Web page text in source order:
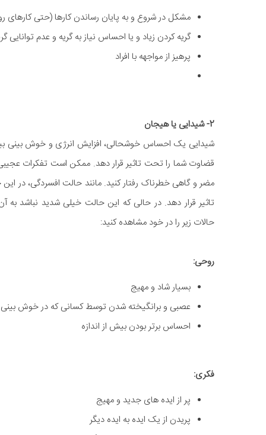
مشکل در شروع و به پایان رساندن کارها (حتی کارهای
گریه کردن زیاد و یا احساس نیاز به گریه و عدم توانایی
پرهیز از مواجهه با افراد
2- شیدایی یا هیجان
شیدایی یک احساس خوشحالی، افزایش انرژی و خوش بینی
قضاوت شما را تحت تاثیر قرار دهد. ممکن است تفکرات
مضر و گاهی خطرناک رفتار کنید. مانند حالت افسردگی، در
تاثیر قرار دهد. در حالی که این حالت خیلی شدید نباشد
حالات زیر را در خود مشاهده کنید:
روحی:
بسیار شاد و مهیج
عصبی و برانگیخته شدن توسط کسانی که در خوش
احساس برتر بودن بیش از اندازه
فکری:
پر از ایده های جدید و مهیج
پریدن از یک ایده به ایده دیگر